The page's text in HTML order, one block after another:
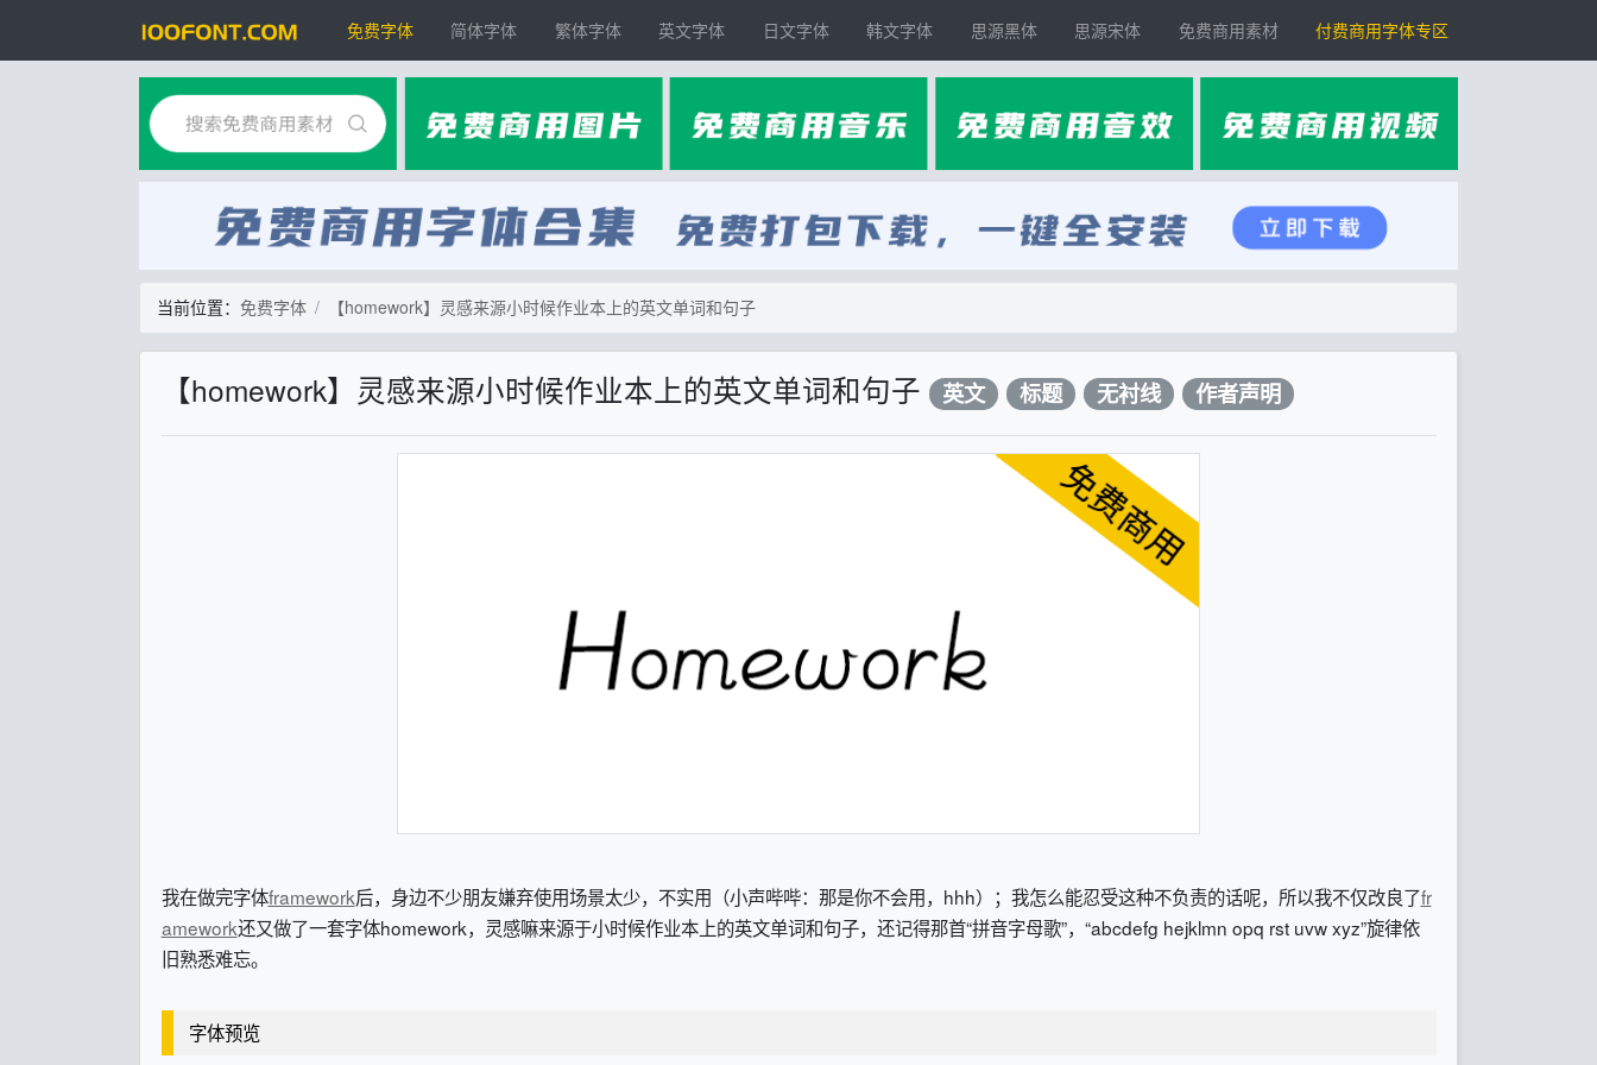
免费字体 简体字体 繁体字体 英文字体 日文字体 韩文字体 思源黑体 思源宋体 免费商用素材 付费商用字体专区
当前位置： 免费字体 【homework】灵感来源小时候作业本上的英文单词和句子
【homework】灵感来源小时候作业本上的英文单词和句子 英文 标题 无衬线 作者声明
我在做完字体framework后，身边不少朋友嫌弃使用场景太少，不实用（小声哔哔：那是你不会用，hhh）；我怎么能忍受这种不负责的话呢，所以我不仅改良了fr
amework还又做了一套字体homework，灵感嘛来源于小时候作业本上的英文单词和句子，还记得那首“拼音字母歌”，“abcdefg hejklmn opq rst uvw xyz”旋律依
旧熟悉难忘。
字体预览